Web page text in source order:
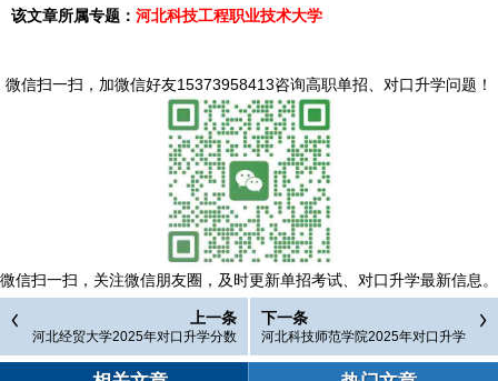
该文章所属专题： 河北科技工程职业技术大学
微信扫一扫， 加微信好友15373958413咨询高职单招、对口升学问题 ！
微信扫一扫， 关注微信朋友圈，及时更新单招考试、对口升学最新信息。
上一条
河北经贸大学2025年对口升学分数
线
下一条
河北科技师范学院2025年对口升学
分数线